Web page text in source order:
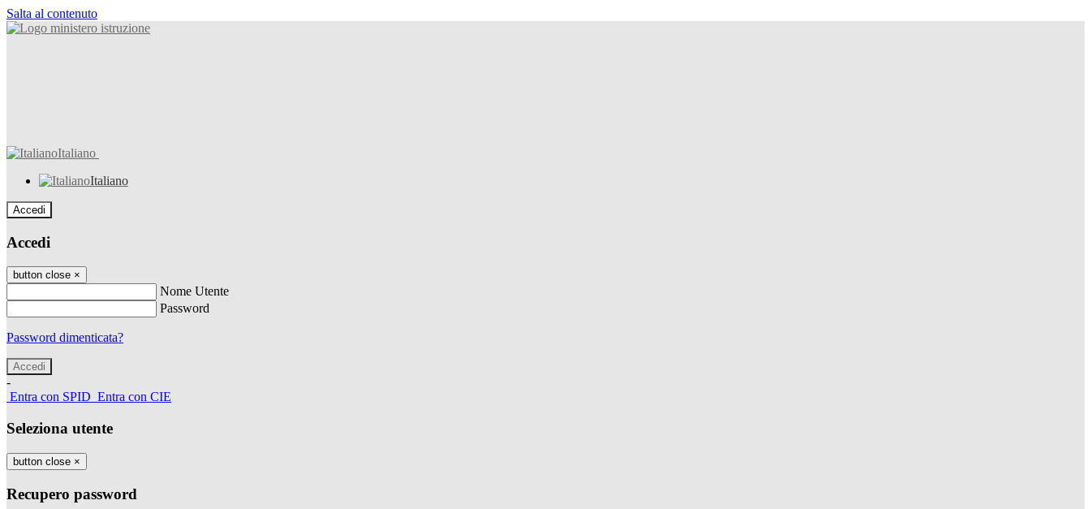
Salta al contenuto
Italiano
Italiano
Accedi
Accedi
button close ×
Nome Utente
Password
Password dimenticata?
-
Entra con SPID Entra con CIE
Seleziona utente
button close ×
Recupero password